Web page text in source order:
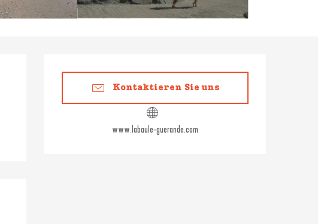
Öffnungszeiten &
Kontaktieren Sie uns
www.labaule-guerande.com